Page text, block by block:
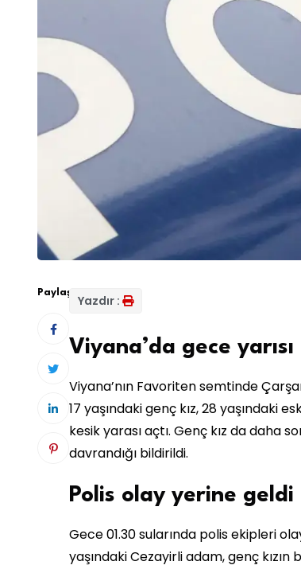
Paylaş:
Yazdır :
Viyana’da gece yarısı
Viyana’nın Favoriten semtinde
17 yaşındaki genç kız, 28 yaşındaki
kesik yarası açtı. Genç kız da daha
davrandığı bildirildi.
Polis olay yerine geldi
Gece 01.30 sularında polis ekipleri
yaşındaki Cezayirli adam, genç kızın